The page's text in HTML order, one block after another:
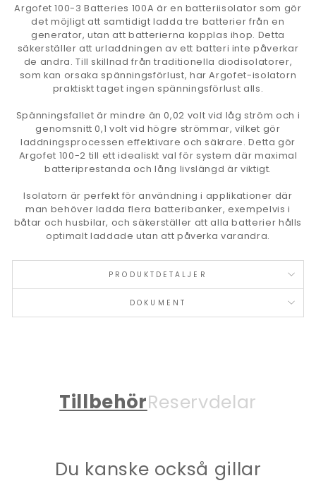
Argofet 100-3 Batteries 100A är en batteriisolator som gör
det möjligt att samtidigt ladda tre batterier från en
generator, utan att batterierna kopplas ihop. Detta
säkerställer att urladdningen av ett batteri inte påverkar
de andra. Till skillnad från traditionella diodisolatorer,
som kan orsaka spänningsförlust, har Argofet-isolatorn
praktiskt taget ingen spänningsförlust alls.
Spänningsfallet är mindre än 0,02 volt vid låg ström och i
genomsnitt 0,1 volt vid högre strömmar, vilket gör
laddningsprocessen effektivare och säkrare. Detta gör
Argofet 100-2 till ett idealiskt val för system där maximal
batteriprestanda och lång livslängd är viktigt.
Isolatorn är perfekt för användning i applikationer där
man behöver ladda flera batteribanker, exempelvis i
båtar och husbilar, och säkerställer att alla batterier hålls
optimalt laddade utan att påverka varandra.
PRODUKTDETALJER
DOKUMENT
TillbehörReservdelar
Du kanske också gillar